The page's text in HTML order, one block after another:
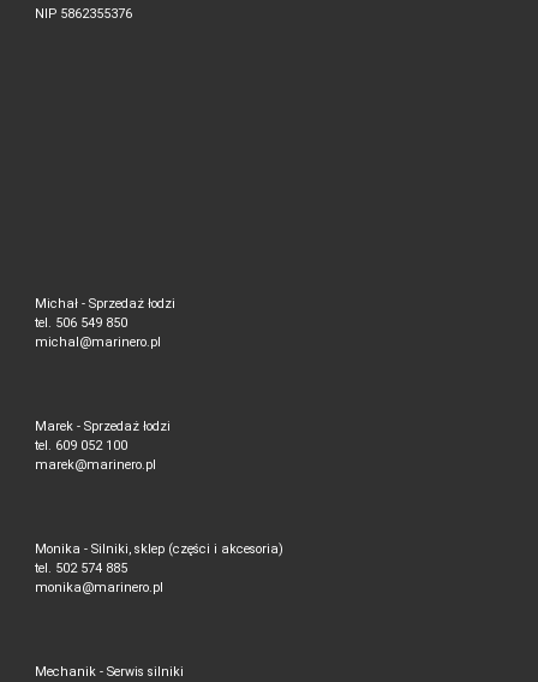
NIP 5862355376
Michał - Sprzedaż łodzi
tel. 506 549 850
michal@marinero.pl
Marek - Sprzedaż łodzi
tel. 609 052 100
marek@marinero.pl
Monika - Silniki, sklep (części i akcesoria)
tel. 502 574 885
monika@marinero.pl
Mechanik - Serwis silniki